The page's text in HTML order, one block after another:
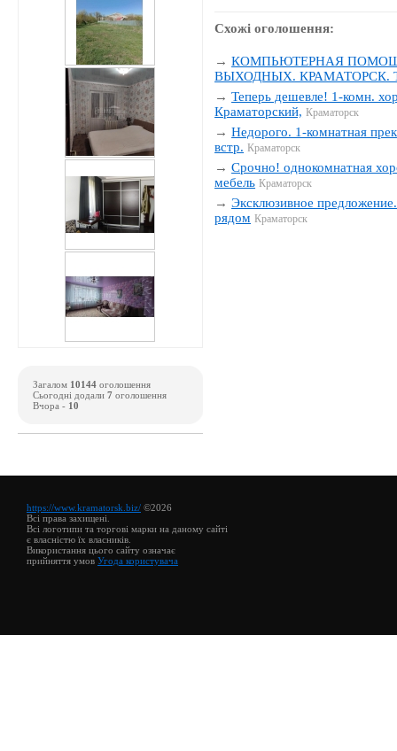
Схожі оголошення:
→КОМПЬЮТЕРНАЯ
ВЫХОДНЫХ. КРАМАТОРСК.
→Теперь дешевле! 1-комн.
Краматорский, Краматорск
→Недорого. 1-комнатная
встр. Краматорск
→Срочно! однокомнатная
мебель Краматорск
→Эксклюзивное
рядом Краматорск
Загалом 10144 оголошення
Сьогодні додали 7 оголошення
Вчора - 10
https://www.kramatorsk.biz/ ©2026
Всі права захищені.
Всі логотипи та торгові марки на даному сайті
є власністю їх власників.
Використання цього сайту означає
прийняття умов Угода користувача